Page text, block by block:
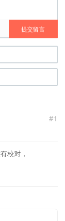
提交留言
#1
校对，